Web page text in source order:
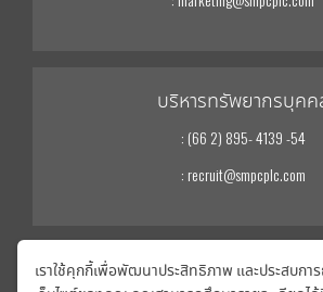
บริหารทรัพยากรบุคค
: (66 2) 895- 4139 -54
: recruit@smpcplc.com
นักลงทุนสัมพันธ์
เราใช้คุกกี้เพื่อพัฒนาประสิทธิภาพ และประสบกา